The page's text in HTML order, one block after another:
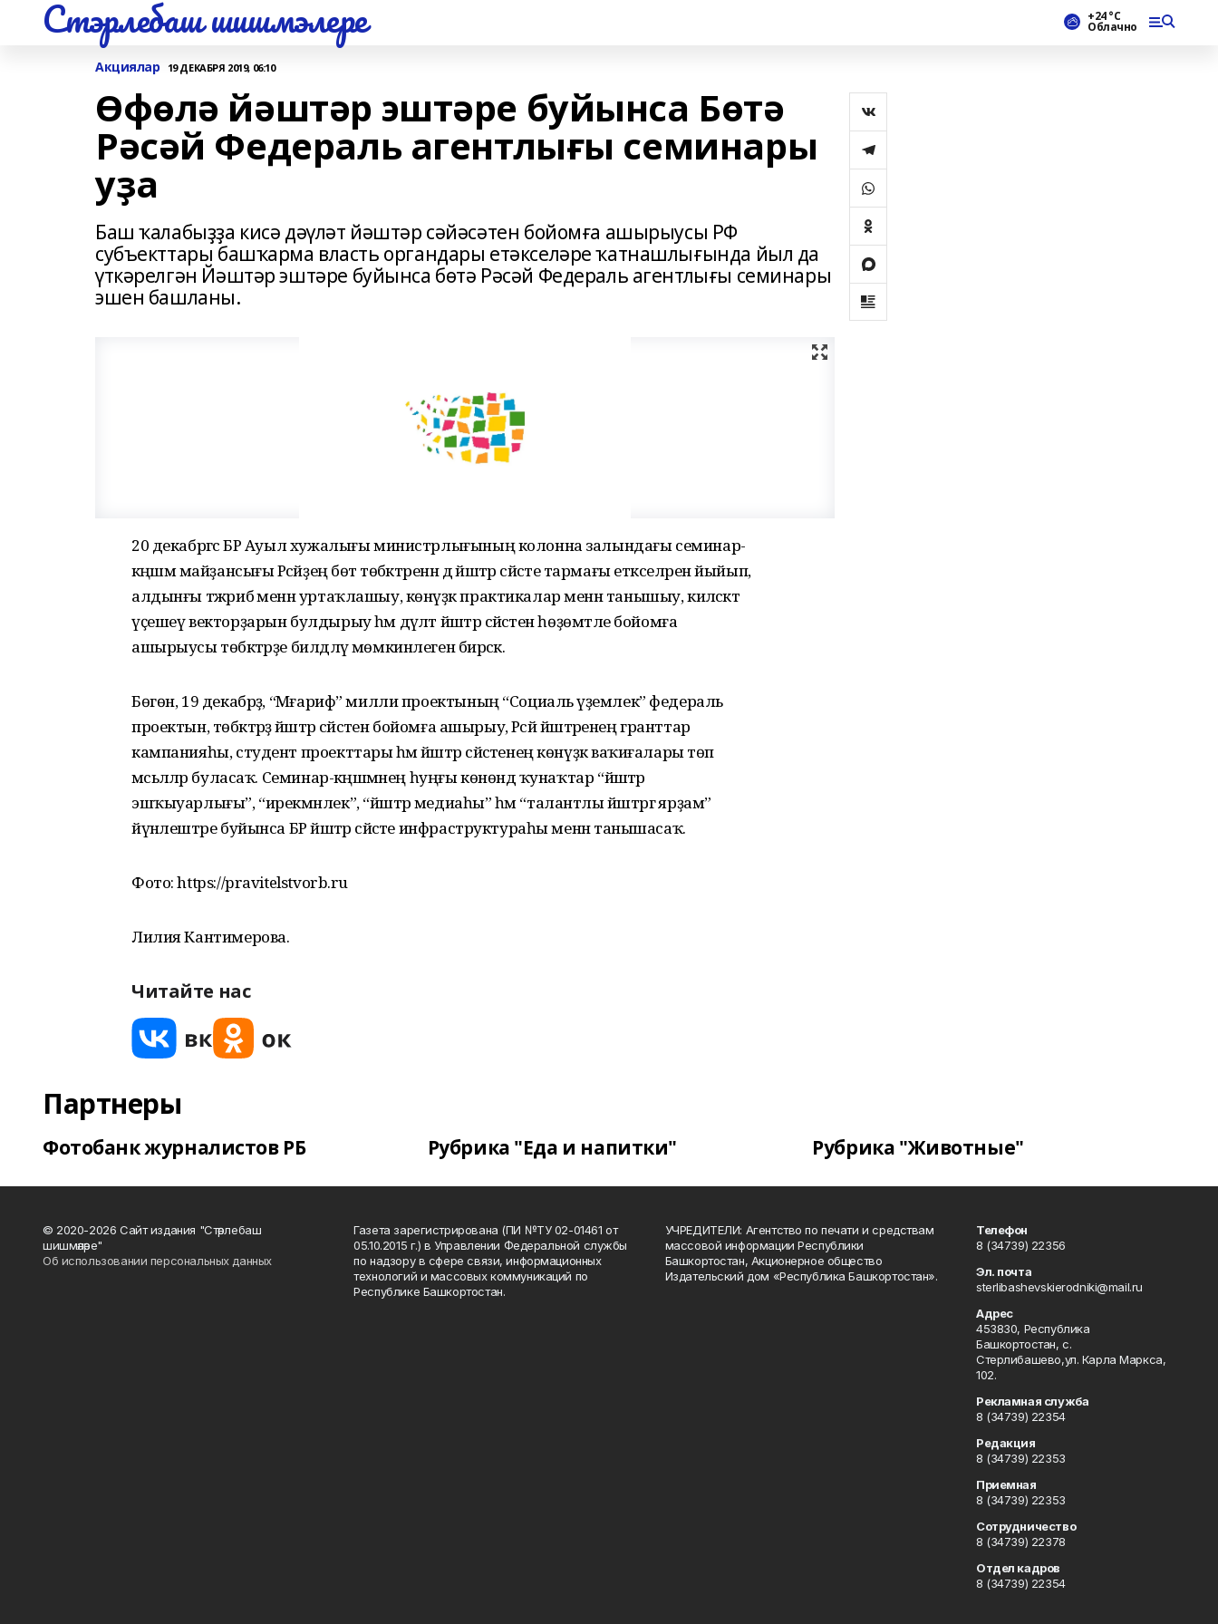
Стэрлебаш шишмэлере +24 °С
Облачно
Акциялар 19 ДЕКАБРЯ 2019, 06:10
Өфөлә йәштәр эштәре буйынса Бөтә
Рәсәй Федераль агентлығы семинары
уҙа
Баш ҡалабыҙҙа кисә дәүләт йәштәр сәйәсәтен бойомға ашырыусы РФ
субъекттары башҡарма власть органдары етәкселәре ҡатнашлығында йыл да
үткәрелгән Йәштәр эштәре буйынса бөтә Рәсәй Федераль агентлығы семинары
эшен башланы.
20 декабргәсә БР Ауыл хужалығы министрлығының колонна залындағы семинар-
кәңәшмә майҙансығы Рәсәйҙең бөтә төбәктәренән дә йәштәр сәйәсәте тармағы етәкселәрен йыйып,
алдынғы тәжрибә менән уртаҡлашыу, көнүҙәк практикалар менән танышыу, киләсәктә
үҫешеү векторҙарын булдырыу һәм дәүләт йәштәр сәйәсәтен һөҙөмтәле бойомға
ашырыусы төбәктәрҙе билдәләү мөмкинлеген бирәсәк.
Бөгөн, 19 декабрҙә, “Мәғариф” милли проектының “Социаль әүҙемлек” федераль
проектын, төбәктәрҙә йәштәр сәйәсәтен бойомға ашырыу, Рәсәй йәштәренең гранттар
кампанияһы, студент проекттары һәм йәштәр сәйәсәтенең көнүҙәк ваҡиғалары төп
мәсьәләләр буласаҡ. Семинар-кәңәшмәнең һуңғы көнөндә ҡунаҡтар “йәштәр
эшҡыуарлығы”, “ирекмәнлек”, “йәштәр медиаһы” һәм “талантлы йәштәргә ярҙам”
йүнәлештәре буйынса БР йәштәр сәйәсәте инфраструктураһы менән танышасаҡ.
Фото: https://pravitelstvorb.ru
Лилия Кантимерова.
Читайте нас
Партнеры
Фотобанк журналистов РБ Рубрика "Еда и напитки" Рубрика "Животные"
© 2020-2026 Сайт издания "Стәрлебаш
шишмәләре"
Об использовании персональных данных
Газета зарегистрирована (ПИ №ТУ 02-01461 от
05.10.2015 г.) в Управлении Федеральной службы
по надзору в сфере связи, информационных
технологий и массовых коммуникаций по
Республике Башкортостан.
УЧРЕДИТЕЛИ: Агентство по печати и средствам
массовой информации Республики
Башкортостан, Акционерное общество
Издательский дом «Республика Башкортостан».
Телефон
8 (34739) 22356
Эл. почта
sterlibashevskierodniki@mail.ru
Адрес
453830, Республика
Башкортостан, c.
Стерлибашево,ул. Карла Маркса,
102.
Рекламная служба
8 (34739) 22354
Редакция
8 (34739) 22353
Приемная
8 (34739) 22353
Сотрудничество
8 (34739) 22378
Отдел кадров
8 (34739) 22354